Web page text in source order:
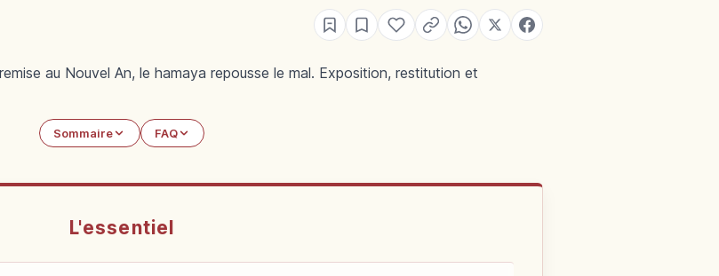
au Nouvel An, le hamaya repousse le mal. Exposition, restitution et
Sommaire FAQ
L'essentiel